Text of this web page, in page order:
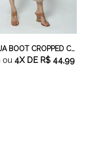
CALÇA SARJA BOOT CROPPED CAQUI
ou 4XDE R$ 44,99